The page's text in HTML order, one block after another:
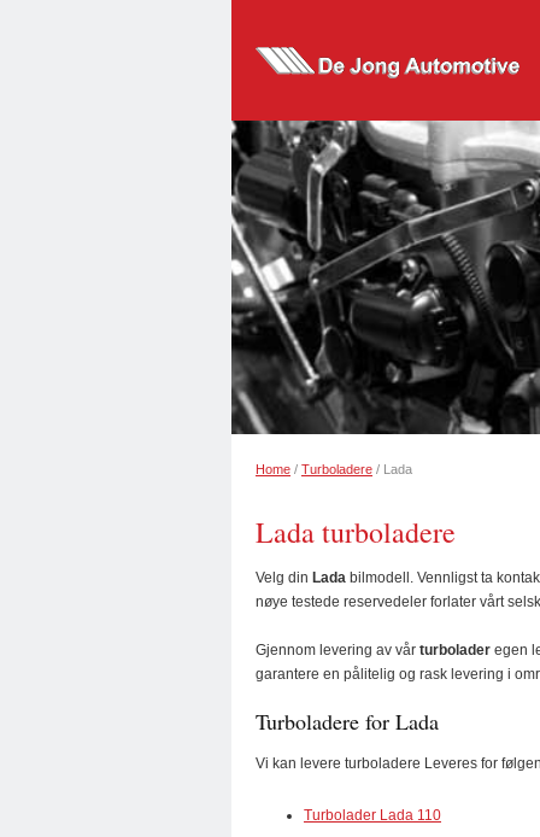
Home / Turboladere / Lada
Lada turboladere
Velg din Lada bilmodell. Vennligst ta
nøye testede reservedeler forlater vårt
Gjennom levering av vår turbolader egen
garantere en pålitelig og rask levering i
Turboladere for Lada
Vi kan levere turboladere Leveres for
Turbolader Lada 110